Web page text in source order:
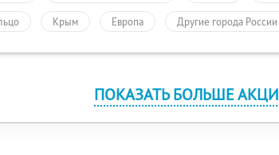
Крым Европа Другие города России
ПОКАЗАТЬ БОЛЬШЕ